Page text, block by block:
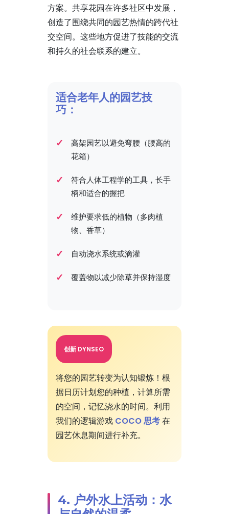
方案。共享花园在许多社区中发展，
创造了围绕共同的园艺热情的跨代社
交空间。这些地方促进了技能的交流
和持久的社会联系的建立。
适合老年人的园艺技
巧：
高架园艺以避免弯腰（腰高的
花箱）
符合人体工程学的工具，长手
柄和适合的握把
维护要求低的植物（多肉植
物、香草）
自动浇水系统或滴灌
覆盖物以减少除草并保持湿度
创新 DYNSEO
将您的园艺转变为认知锻炼！根
据日历计划您的种植，计算所需
的空间，记忆浇水的时间。利用
我们的逻辑游戏 COCO 思考在
园艺休息期间进行补充。
4. 户外水上活动：水